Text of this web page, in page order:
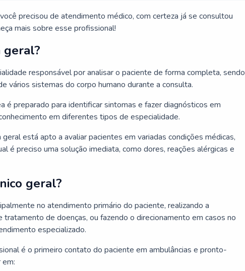
precisou de atendimento médico, com certeza já se consultou
mais sobre esse profissional!
geral?
responsável por analisar o paciente de forma completa, sendo
vários sistemas do corpo humano durante a consulta.
é preparado para identificar sintomas e fazer diagnósticos em
em diferentes tipos de especialidade.
está apto a avaliar pacientes em variadas condições médicas,
é preciso uma solução imediata, como dores, reações alérgicas e
geral?
no atendimento primário do paciente, realizando a
tratamento de doenças, ou fazendo o direcionamento em casos no
especializado.
é o primeiro contato do paciente em ambulâncias e pronto-